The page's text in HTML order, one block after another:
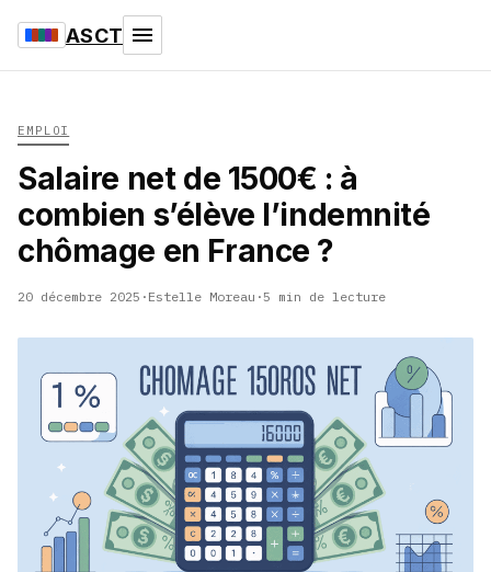
ASCT
EMPLOI
Salaire net de 1500€ : à
combien s’élève l’indemnité
chômage en France ?
20 décembre 2025 · Estelle Moreau ·5 min de lecture